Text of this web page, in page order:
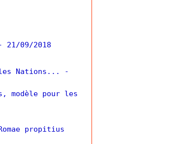
21/09/2018
Nations...
-
modèle pour les
propitius